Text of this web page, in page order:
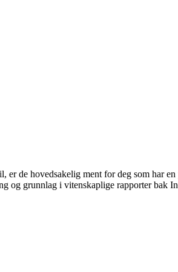
de hovedsakelig ment for deg som har en
og grunnlag i vitenskaplige rapporter bak